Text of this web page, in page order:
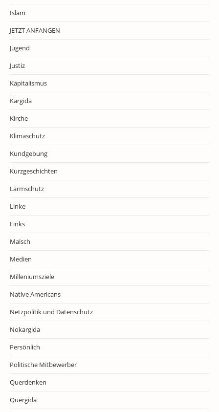
Islam
JETZT ANFANGEN
Jugend
Justiz
Kapitalismus
Kargida
Kirche
Klimaschutz
Kundgebung
Kurzgeschichten
Lärmschutz
Linke
Links
Malsch
Medien
Milleniumsziele
Native Americans
Netzpolitik und Datenschutz
Nokargida
Persönlich
Politische Mitbewerber
Querdenken
Quergida